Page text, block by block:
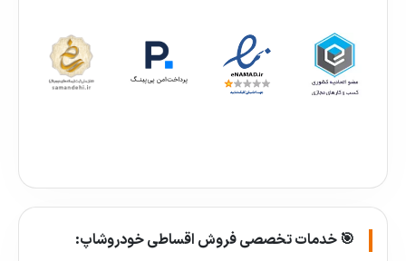
🎯 خدمات تخصصی فروش اقساطی خودروشاپ: